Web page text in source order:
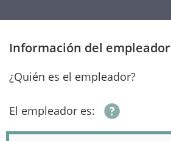
Información del empleador
¿Quién es el empleador?
El empleador es: